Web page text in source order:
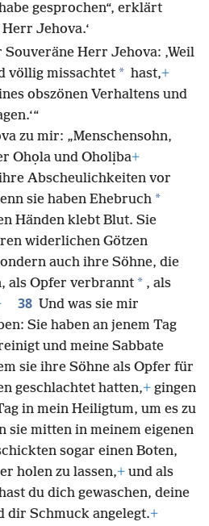
aufreißen.
gesprochen“, erklärt
Jehova.‘
Herr Jehova: ‚Weil
völlig missachtet * hast, +
obszönen Verhaltens und
zu mir: „Menschensohn,
Ohọla und Oholịba+
Abscheulichkeiten vor
sie haben Ehebruch *
Händen klebt Blut. Sie
widerlichen Götzen
auch ihre Söhne, die
als Opfer verbrannt *
38 Und was sie mir
Sie haben an jenem Tag
und meine Sabbate
sie ihre Söhne als Opfer für
geschlachtet hatten,+gingen
in mein Heiligtum, um es zu
sie mitten in meinem eigenen
sogar einen Boten,
holen zu lassen,+und als
du dich gewaschen, deine